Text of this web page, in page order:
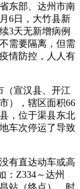
东部、达州市南
6日，大竹县新
3天无新增病例
需要隔离，但需
情防控，人人有
（宣汉县、开江
），辖区面积66
，位于渠县东北
车次停运了导致
有直达动车或高
：Z334～达州
站（终点），时